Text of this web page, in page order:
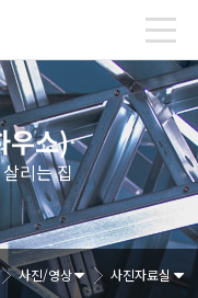
우스)
리는 집
사진/영상 사진자료실